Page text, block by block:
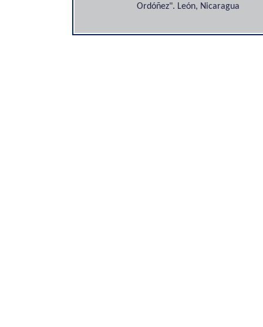
Ordóñez". León, Nicaragua